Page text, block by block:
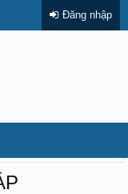
Đăng nhập